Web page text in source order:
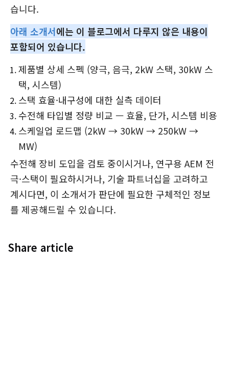
습니다.
아래 소개서에는 이 블로그에서 다루지 않은 내용이
포함되어 있습니다.
제품별 상세 스펙 (양극, 음극, 2kW 스택, 30kW 스
택, 시스템)
스택 효율·내구성에 대한 실측 데이터
수전해 타입별 정량 비교 — 효율, 단가, 시스템 비용
스케일업 로드맵 (2kW → 30kW → 250kW →
MW)
수전해 장비 도입을 검토 중이시거나, 연구용 AEM 전
극·스택이 필요하시거나, 기술 파트너십을 고려하고
계시다면, 이 소개서가 판단에 필요한 구체적인 정보
를 제공해드릴 수 있습니다.
Share article